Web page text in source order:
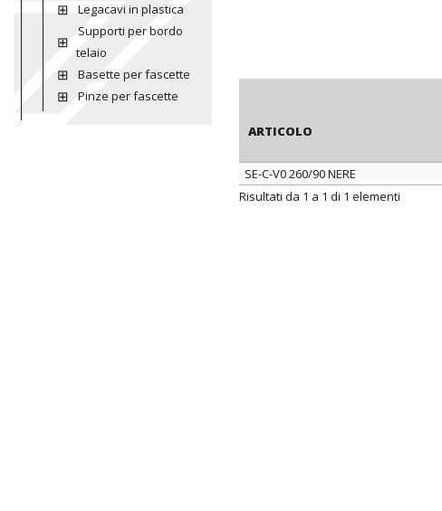
Legacavi in plastica
Supporti per bordo
telaio
Basette per fascette
Pinze per fascette
ARTICOLO
ARTICOLO
SE-C-V0 260/90 NERE
Risultati da 1 a 1 di 1 elementi